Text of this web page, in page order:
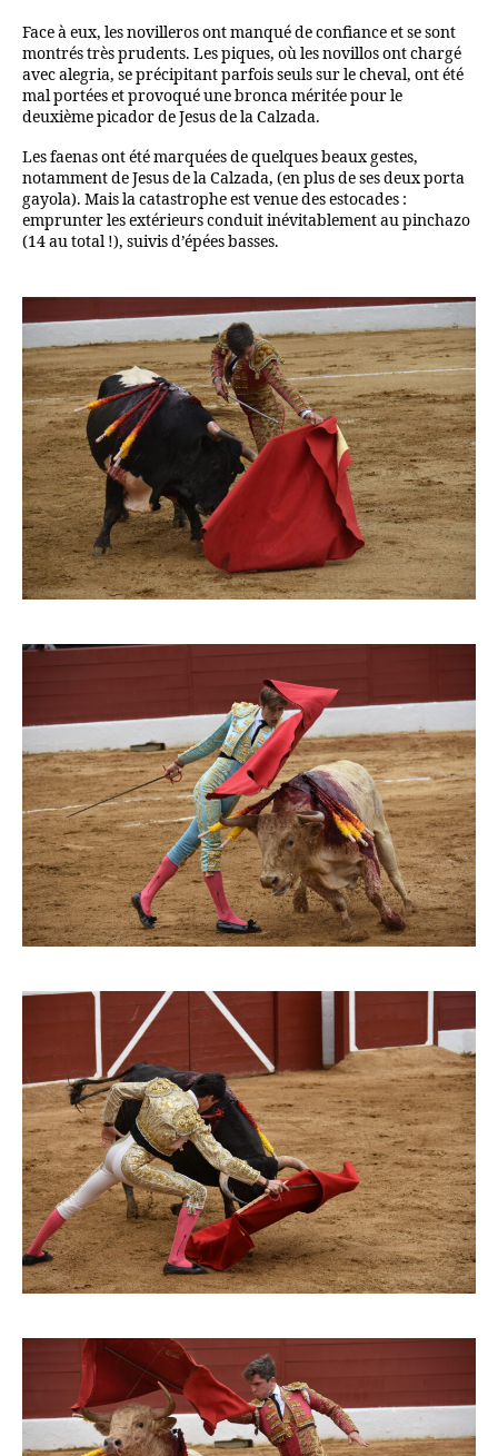
Face à eux, les novilleros ont manqué de confiance et se sont
montrés très prudents. Les piques, où les novillos ont chargé
avec alegria, se précipitant parfois seuls sur le cheval, ont été
mal portées et provoqué une bronca méritée pour le
deuxième picador de Jesus de la Calzada.
Les faenas ont été marquées de quelques beaux gestes,
notamment de Jesus de la Calzada, (en plus de ses deux porta
gayola). Mais la catastrophe est venue des estocades :
emprunter les extérieurs conduit inévitablement au pinchazo
(14 au total !), suivis d’épées basses.